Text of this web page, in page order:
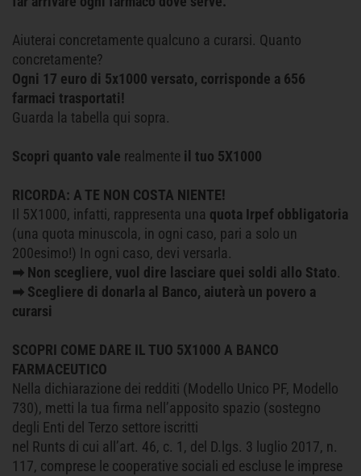
Aiuterai concretamente qualcuno a curarsi. Quanto
concretamente?
Ogni 17 euro di 5x1000 versato, corrisponde a 656
farmaci trasportati!
Guarda la tabella qui sopra.
Scopri quanto vale realmente il tuo 5X1000
RICORDA: A TE NON COSTA NIENTE!
Il 5X1000, infatti, rappresenta una quota Irpef obbligatoria
(una quota minuscola, in ogni caso, pari a solo un
200esimo!) In ogni caso, devi versarla.
➡ Non scegliere, vuol dire lasciare quei soldi allo Stato.
➡ Scegliere di donarla al Banco, aiuterà un povero a
curarsi
SCOPRI COME DARE IL TUO 5X1000 A BANCO
FARMACEUTICO
Nella dichiarazione dei redditi (Modello Unico PF, Modello
730), metti la tua firma nell’apposito spazio (sostegno
degli Enti del Terzo settore iscritti
nel Runts di cui all’art. 46, c. 1, del D.lgs. 3 luglio 2017, n.
117, comprese le cooperative sociali ed escluse le imprese